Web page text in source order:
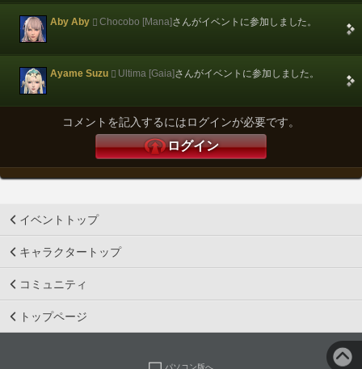
Aby Aby Chocobo [Mana]さんがイベントに参加しました。
Ayame Suzu Ultima [Gaia]さんがイベントに参加しました。
コメントを記入するにはログインが必要です。
ログイン
イベントトップ
キャラクタートップ
コミュニティ
トップページ
パソコン版へ